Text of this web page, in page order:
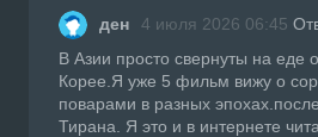
ден 4 июля 2026 06:45
В Азии просто свернуты на еде
Корее.Я уже 5 фильм вижу о
поварами в разных
Тирана. Я это и в интернете